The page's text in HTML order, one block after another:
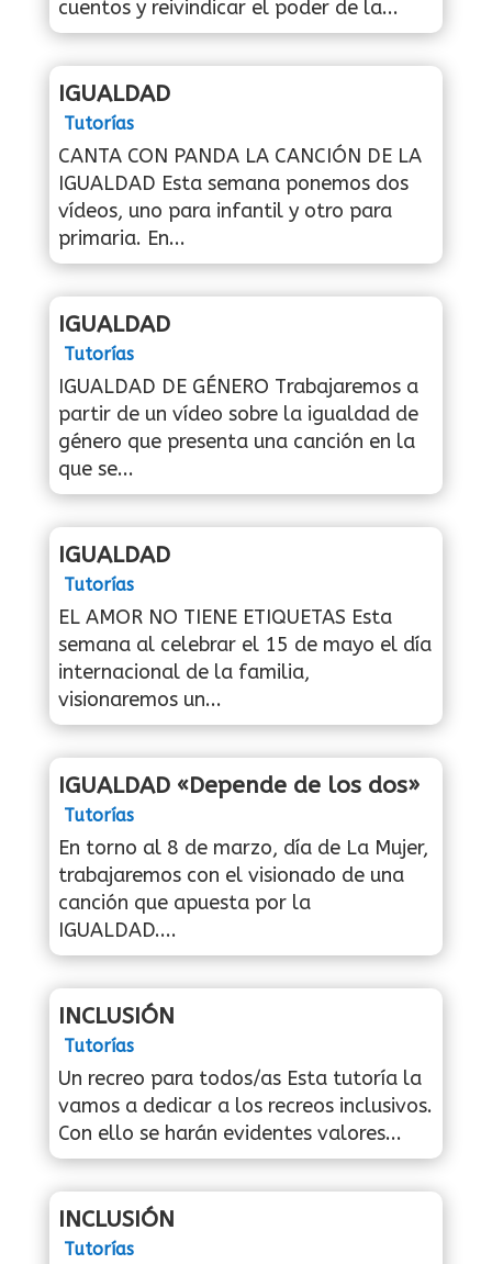
cuentos y reivindicar el poder de la...
IGUALDAD
Tutorías
CANTA CON PANDA LA CANCIÓN DE LA
IGUALDAD Esta semana ponemos dos
vídeos, uno para infantil y otro para
primaria. En...
IGUALDAD
Tutorías
IGUALDAD DE GÉNERO Trabajaremos a
partir de un vídeo sobre la igualdad de
género que presenta una canción en la
que se...
IGUALDAD
Tutorías
EL AMOR NO TIENE ETIQUETAS Esta
semana al celebrar el 15 de mayo el día
internacional de la familia,
visionaremos un...
IGUALDAD «Depende de los dos»
Tutorías
En torno al 8 de marzo, día de La Mujer,
trabajaremos con el visionado de una
canción que apuesta por la
IGUALDAD....
INCLUSIÓN
Tutorías
Un recreo para todos/as Esta tutoría la
vamos a dedicar a los recreos inclusivos.
Con ello se harán evidentes valores...
INCLUSIÓN
Tutorías